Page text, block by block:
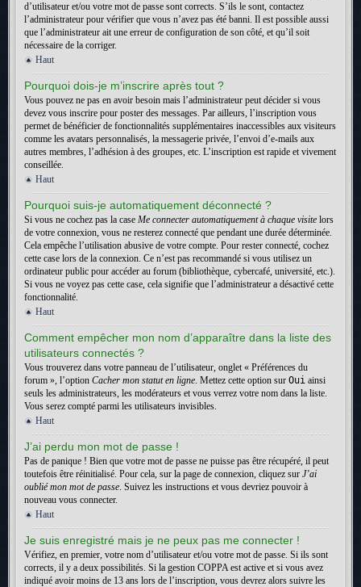
d’utilisateur et/ou votre mot de passe sont corrects. S’ils le sont, contactez
l’administrateur pour vérifier que vous n’avez pas été banni. Il est possible aussi
que l’administrateur ait une erreur de configuration de son côté, et qu’il soit
nécessaire de la corriger.
Haut
Pourquoi dois-je m’inscrire après tout ?
Vous pouvez ne pas en avoir besoin mais l’administrateur peut décider si vous
devez vous inscrire pour poster des messages. Par ailleurs, l’inscription vous
permet de bénéficier de fonctionnalités supplémentaires inaccessibles aux visiteurs
comme les avatars personnalisés, la messagerie privée, l’envoi d’e-mails aux
autres membres, l’adhésion à des groupes, etc. L’inscription est rapide et vivement
conseillée.
Haut
Pourquoi suis-je automatiquement déconnecté ?
Si vous ne cochez pas la case Me connecter automatiquement à chaque visite lors
de votre connexion, vous ne resterez connecté que pendant une durée déterminée.
Cela empêche l’utilisation abusive de votre compte. Pour rester connecté, cochez
cette case lors de la connexion. Ce n’est pas recommandé si vous utilisez un
ordinateur public pour accéder au forum (bibliothèque, cybercafé, université, etc.).
Si vous ne voyez pas cette case, cela signifie que l’administrateur a désactivé cette
fonctionnalité.
Haut
Comment empêcher mon nom d’apparaître dans la liste des
utilisateurs connectés ?
Vous trouverez dans votre panneau de l’utilisateur, onglet « Préférences du
forum », l’option Cacher mon statut en ligne. Mettez cette option sur Oui ainsi
seuls les administrateurs, les modérateurs et vous verrez votre nom dans la liste.
Vous serez compté parmi les utilisateurs invisibles.
Haut
J’ai perdu mon mot de passe !
Pas de panique ! Bien que votre mot de passe ne puisse pas être récupéré, il peut
toutefois être réinitialisé. Pour cela, sur la page de connexion, cliquez sur J’ai
oublié mon mot de passe. Suivez les instructions et vous devriez pouvoir à
nouveau vous connecter.
Haut
Je suis enregistré mais je ne peux pas me connecter !
Vérifiez, en premier, votre nom d’utilisateur et/ou votre mot de passe. Si ils sont
corrects, il y a deux possibilités. Si la gestion COPPA est active et si vous avez
indiqué avoir moins de 13 ans lors de l’inscription, vous devrez alors suivre les